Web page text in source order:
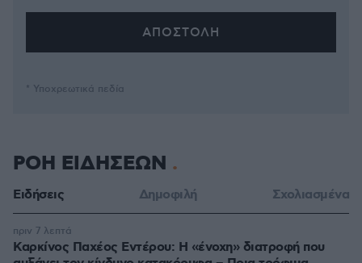
* Υποχρεωτικά πεδία
ΡΟΗ ΕΙΔΗΣΕΩΝ
Ειδήσεις Δημοφιλή Σχολιασμένα
Καρκίνος Παχέος Εντέρου: Η «ένοχη» διατροφή που
πριν 7 λεπτά